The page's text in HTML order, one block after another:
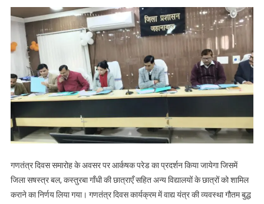
गणतंत्र दिवस समारोह के अवसर पर आर्कषक परेड का प्रदर्शन किया जायेगा जिसमें
जिला सषस्त्र बल, कस्तुरबा गाँधी की छात्राएँ सहित अन्य विद्यालयों के छात्रों को शामिल
कराने का निर्णय लिया गया। गणतंत्र दिवस कार्यक्रम में वाद्य यंत्र की व्यवस्था गौतम बुद्ध